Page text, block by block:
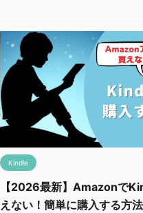
Kindle
【2026最新】Amazonで
えない！簡単に購入する方法